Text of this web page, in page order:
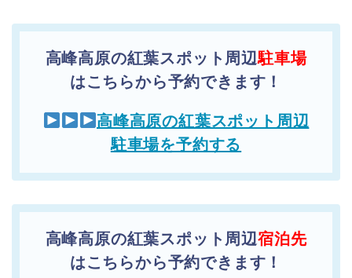
高峰高原の紅葉スポット周辺駐車場
はこちらから予約できます！
高峰高原の紅葉スポット周辺
駐車場を予約する
高峰高原の紅葉スポット周辺宿泊先
はこちらから予約できます！